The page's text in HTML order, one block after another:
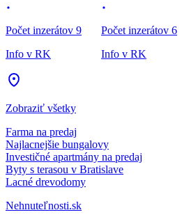
Počet inzerátov 9
Info v RK
Počet inzerátov 6
Info v RK
Zobraziť všetky
Farma na predaj
Najlacnejšie bungalovy
Investičné apartmány na predaj
Byty s terasou v Bratislave
Lacné drevodomy
Nehnuteľnosti.sk